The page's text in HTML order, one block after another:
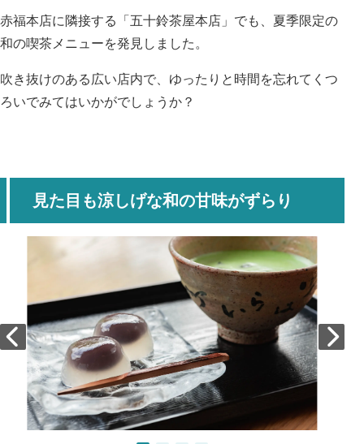
赤福本店に隣接する「五十鈴茶屋本店」でも、夏季限定の
和の喫茶メニューを発見しました。
吹き抜けのある広い店内で、ゆったりと時間を忘れてくつ
ろいでみてはいかがでしょうか？
見た目も涼しげな和の甘味がずらり